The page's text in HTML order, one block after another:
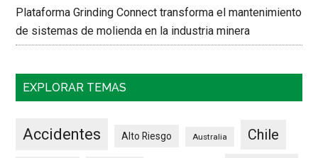
Plataforma Grinding Connect transforma el mantenimiento
de sistemas de molienda en la industria minera
EXPLORAR TEMAS
Accidentes Alto Riesgo Australia Chile